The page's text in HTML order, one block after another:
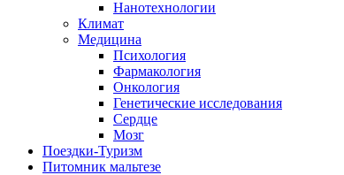
Нанотехнологии
Климат
Медицина
Психология
Фармакология
Онкология
Генетические исследования
Сердце
Мозг
Поездки-Туризм
Питомник мальтезе